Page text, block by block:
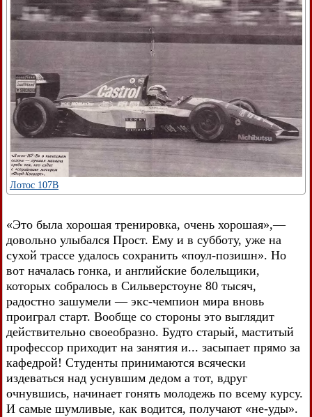
Лотос 107В
«Это была хорошая тренировка, очень хорошая»,—
довольно улыбался Прост. Ему и в субботу, уже на
сухой трассе удалось сохранить «поул-позишн». Но
вот началась гонка, и английские болельщики,
которых собралось в Сильверстоуне 80 тысяч,
радостно зашумели — экс-чемпион мира вновь
проиграл старт. Вообще со стороны это выглядит
действительно своеобразно. Будто старый, маститый
профессор приходит на занятия и... засыпает прямо за
кафедрой! Студенты принимаются всячески
издеваться над уснувшим дедом а тот, вдруг
очнувшись, начинает гонять молодежь по всему курсу.
И самые шумливые, как водится, получают «не-уды».